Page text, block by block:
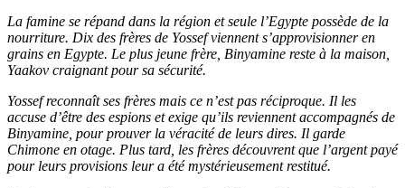
La famine se répand dans la région et seule l’Egypte possède de la
nourriture. Dix des frères de Yossef viennent s’approvisionner en
grains en Egypte. Le plus jeune frère, Binyamine reste à la maison,
Yaakov craignant pour sa sécurité.
Yossef reconnaît ses frères mais ce n’est pas réciproque. Il les
accuse d’être des espions et exige qu’ils reviennent accompagnés de
Binyamine, pour prouver la véracité de leurs dires. Il garde
Chimone en otage. Plus tard, les frères découvrent que l’argent payé
pour leurs provisions leur a été mystérieusement restitué.